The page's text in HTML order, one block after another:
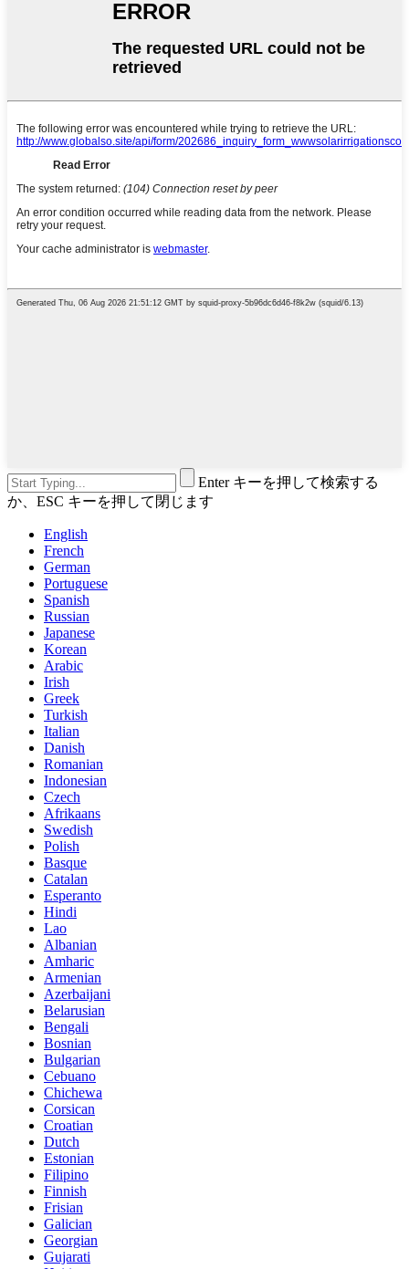
Enter キーを押して検索する
か、ESC キーを押して閉じます
English
French
German
Portuguese
Spanish
Russian
Japanese
Korean
Arabic
Irish
Greek
Turkish
Italian
Danish
Romanian
Indonesian
Czech
Afrikaans
Swedish
Polish
Basque
Catalan
Esperanto
Hindi
Lao
Albanian
Amharic
Armenian
Azerbaijani
Belarusian
Bengali
Bosnian
Bulgarian
Cebuano
Chichewa
Corsican
Croatian
Dutch
Estonian
Filipino
Finnish
Frisian
Galician
Georgian
Gujarati